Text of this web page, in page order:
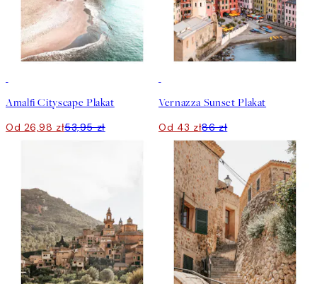
Amalfi Cityscape Plakat
Od 26,98 zł53,95 zł
Vernazza Sunset Plakat
Od 43 zł86 zł